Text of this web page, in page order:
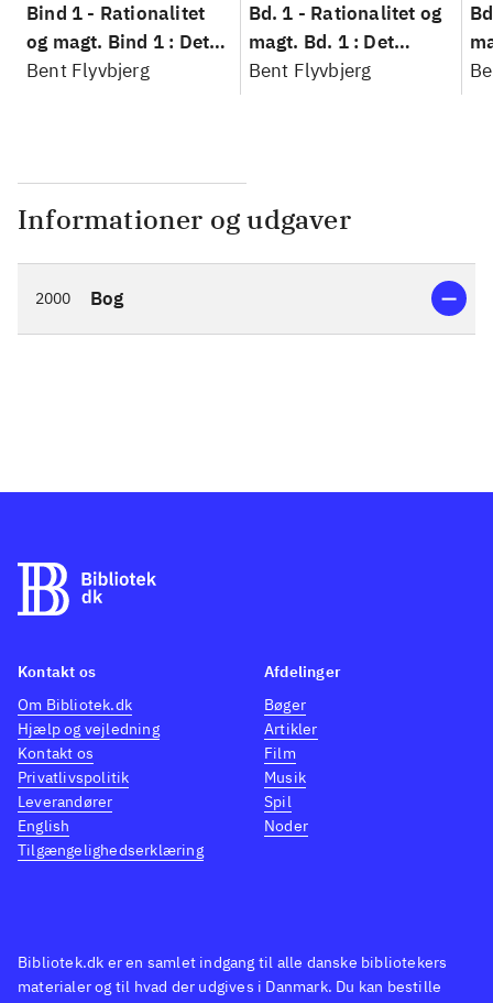
Bind 1 - Rationalitet
og magt. Bind 1 : Det
konkretes videnskab
Bent Flyvbjerg
Bd. 1 - Rationalitet og
magt. Bd. 1 : Det
konkretes videnskab
Bent Flyvbjerg
Informationer og udgaver
2000 Bog
Bibliotek.dk er en samlet indgang til alle danske bibliotekers
materialer og til hvad der udgives i Danmark. Du kan bestille
Kontakt os
Om Bibliotek.dk
Hjælp og vejledning
Kontakt os
Privatlivspolitik
Leverandører
English
Tilgængelighedserklæring
Afdelinger
Bøger
Artikler
Film
Musik
Spil
Noder